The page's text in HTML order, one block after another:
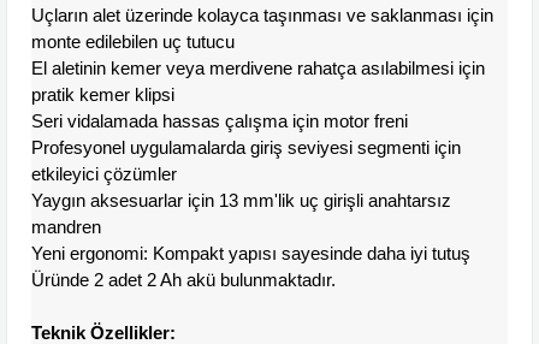
Uçların alet üzerinde kolayca taşınması ve saklanması için
monte edilebilen uç tutucu
El aletinin kemer veya merdivene rahatça asılabilmesi için
pratik kemer klipsi
Seri vidalamada hassas çalışma için motor freni
Profesyonel uygulamalarda giriş seviyesi segmenti için
etkileyici çözümler
Yaygın aksesuarlar için 13 mm'lik uç girişli anahtarsız
mandren
Yeni ergonomi: Kompakt yapısı sayesinde daha iyi tutuş
Üründe 2 adet 2 Ah akü bulunmaktadır.
Teknik Özellikler: